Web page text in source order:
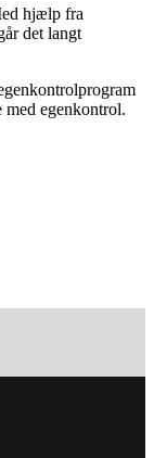
hjælp fra
det langt
egenkontrol.